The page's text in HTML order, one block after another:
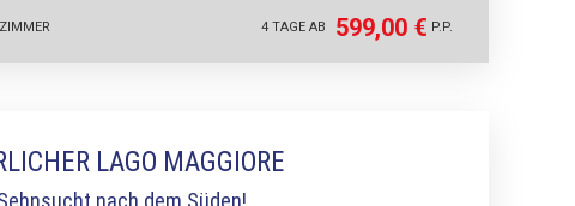
4 TAGE AB 599,00 € P.P.
LAGO MAGGIORE
nach dem Süden!